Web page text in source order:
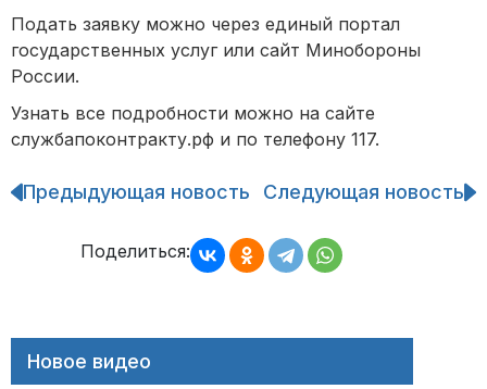
Подать заявку можно через единый портал
государственных услуг или сайт Минобороны
России.
Узнать все подробности можно на сайте
службапоконтракту.рф и по телефону 117.
Навигация
записям
Предыдующая новость Следующая новость
Поделиться:
Новое видео